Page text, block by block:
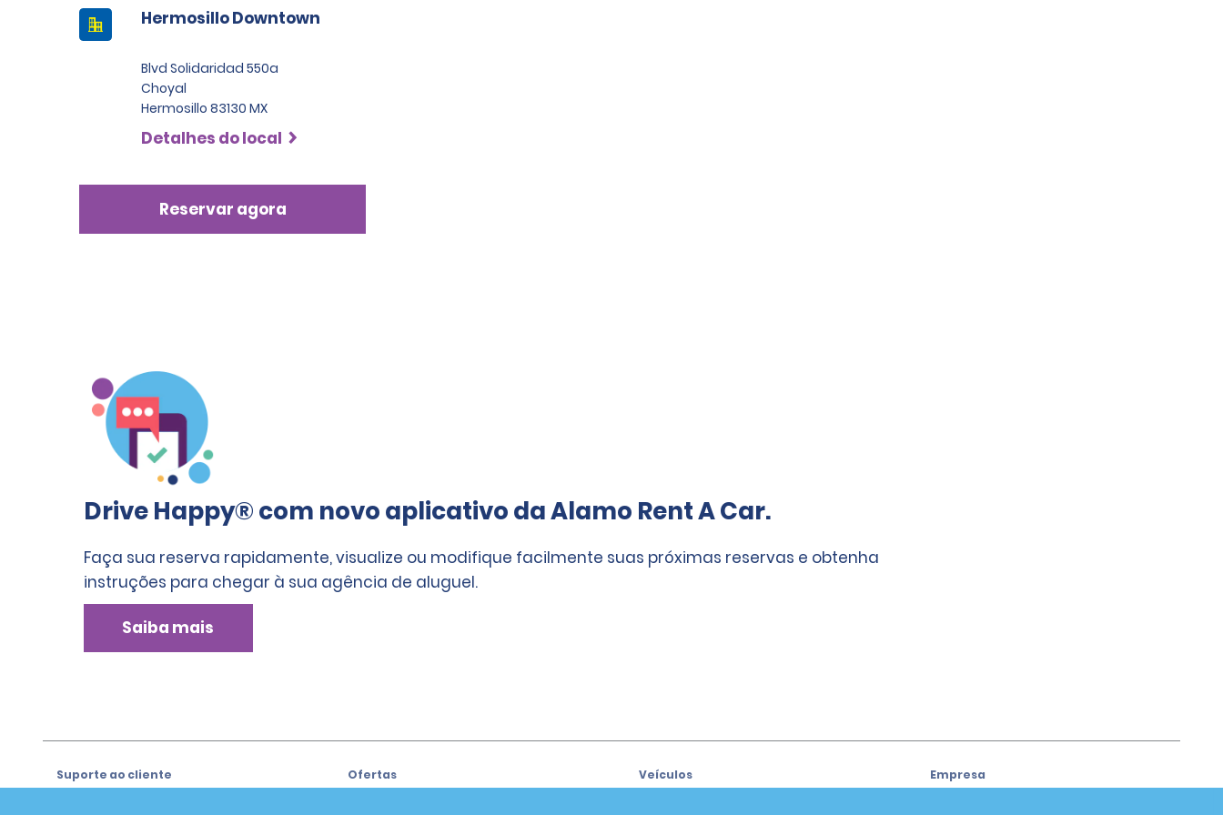
Hermosillo Downtown
Blvd Solidaridad 550a
Choyal
Hermosillo 83130 MX
Detalhes do local
Reservar agora
Drive Happy® com novo aplicativo da Alamo Rent A Car.
Faça sua reserva rapidamente, visualize ou modifique facilmente suas próximas reservas e obtenha
instruções para chegar à sua agência de aluguel.
Saiba mais
Suporte ao cliente Ofertas Veículos Empresa